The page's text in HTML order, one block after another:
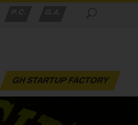
GH STARTUP FACTORY